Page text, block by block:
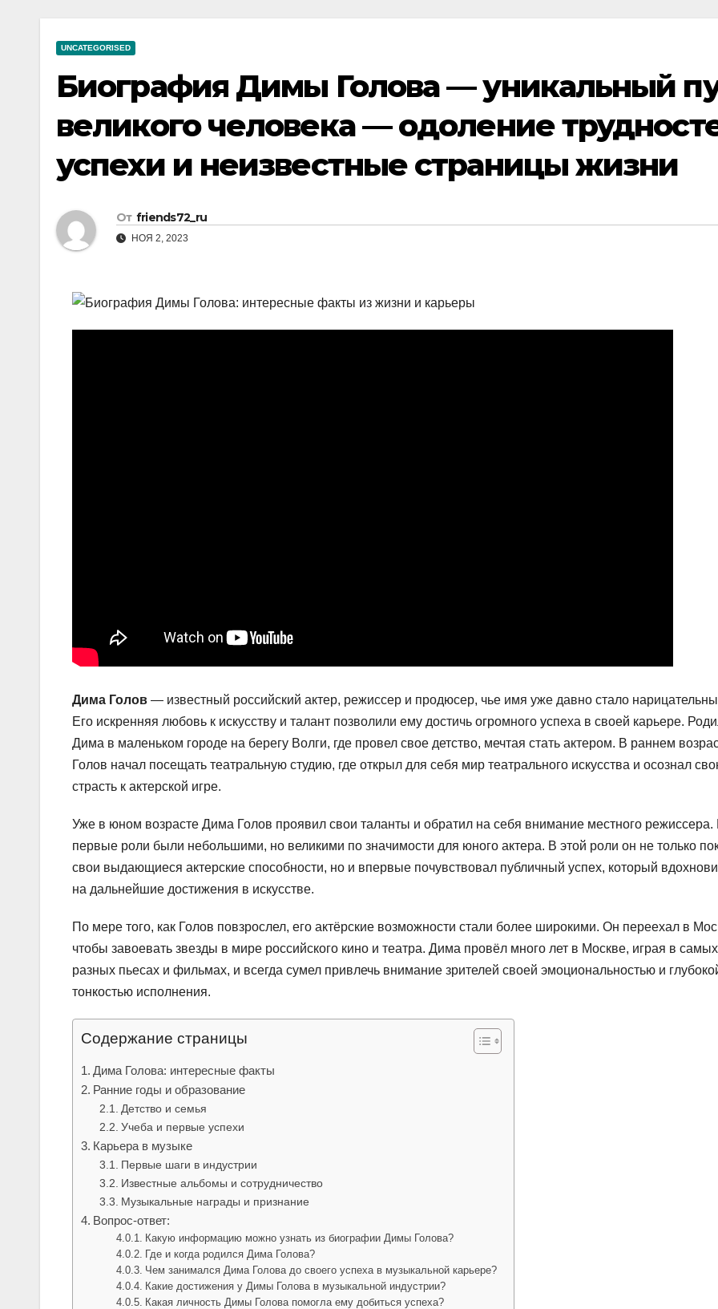
UNCATEGORISED
Биография Димы Голова — уникальный
великого человека — одоление
успехи и неизвестные страницы жизни
От friends72_ru
НОЯ 2, 2023
Дима Голов — известный российский актер, режиссер и продюсер, чье имя уже давно стало
Его искренняя любовь к искусству и талант позволили ему достичь огромного успеха в своей карьере.
Дима в маленьком городе на берегу Волги, где провел свое детство, мечтая стать актером. В раннем
Голов начал посещать театральную студию, где открыл для себя мир театрального искусства и осознал
страсть к актерской игре.
Уже в юном возрасте Дима Голов проявил свои таланты и обратил на себя внимание местного режиссера.
первые роли были небольшими, но великими по значимости для юного актера. В этой роли он не только
свои выдающиеся актерские способности, но и впервые почувствовал публичный успех, который
на дальнейшие достижения в искусстве.
По мере того, как Голов повзрослел, его актёрские возможности стали более широкими. Он переехал в
чтобы завоевать звезды в мире российского кино и театра. Дима провёл много лет в Москве, играя в самых
разных пьесах и фильмах, и всегда сумел привлечь внимание зрителей своей эмоциональностью и
тонкостью исполнения.
Содержание страницы
Дима Голова: интересные факты
Ранние годы и образование
Детство и семья
Учеба и первые успехи
Карьера в музыке
Первые шаги в индустрии
Известные альбомы и сотрудничество
Музыкальные награды и признание
Вопрос-ответ:
Какую информацию можно узнать из биографии Димы Голова?
Где и когда родился Дима Голова?
Чем занимался Дима Голова до своего успеха в музыкальной карьере?
Какие достижения у Димы Голова в музыкальной индустрии?
Какая личность Димы Голова помогла ему добиться успеха?